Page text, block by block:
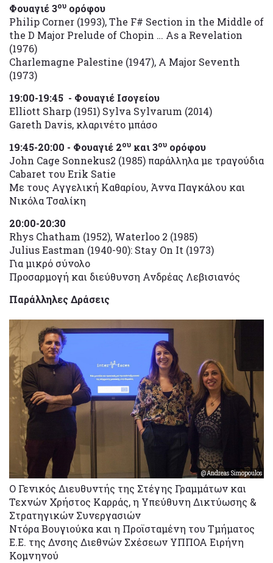
Φουαγιέ 3ου ορόφου
Philip Corner (1993), The F# Section in the Middle of
the D Major Prelude of Chopin … As a Revelation
(1976)
Charlemagne Palestine (1947), A Major Seventh
(1973)
19:00-19:45 - Φουαγιέ Ισογείου
Elliott Sharp (1951) Sylva Sylvarum (2014)
Gareth Davis, κλαρινέτο μπάσο
19:45-20:00 - Φουαγιέ 2ου και 3ου ορόφου
John Cage Sonnekus2 (1985) παράλληλα με τραγούδια
Cabaret του Erik Satie
Με τους Αγγελική Καθαρίου, Άννα Παγκάλου και
Νικόλα Τσαλίκη
20:00-20:30
Rhys Chatham (1952), Waterloo 2 (1985)
Julius Eastman (1940-90): Stay On It (1973)
Για μικρό σύνολο
Προσαρμογή και διεύθυνση Ανδρέας Λεβισιανός
Παράλληλες Δράσεις
@Andreas Simopoulos
Ο Γενικός Διευθυντής της Στέγης Γραμμάτων και
Τεχνών Χρήστος Καρράς, η Υπεύθυνη Δικτύωσης &
Στρατηγικών Συνεργασιών
Ντόρα Βουγιούκα και η Προϊσταμένη του Τμήματος
Ε.Ε. της Δνσης Διεθνών Σχέσεων YΠΠΟΑ Ειρήνη
Κομνηνού